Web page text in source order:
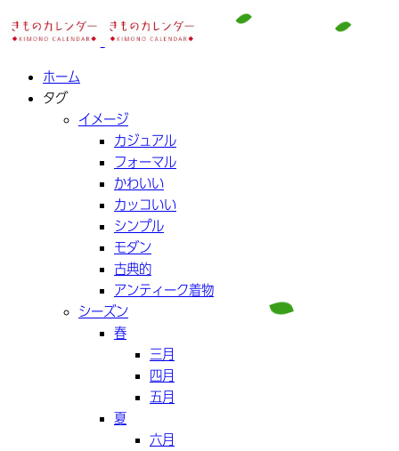
ホーム
タグ
イメージ
カジュアル
フォーマル
かわいい
カッコいい
シンプル
モダン
古典的
アンティーク着物
シーズン
春
三月
四月
五月
夏
六月